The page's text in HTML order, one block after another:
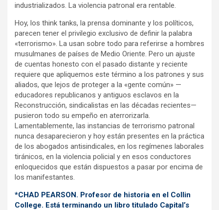
industrializados. La violencia patronal era rentable.
Hoy, los think tanks, la prensa dominante y los políticos,
parecen tener el privilegio exclusivo de definir la palabra
«terrorismo». La usan sobre todo para referirse a hombres
musulmanes de países de Medio Oriente. Pero un ajuste
de cuentas honesto con el pasado distante y reciente
requiere que apliquemos este término a los patrones y sus
aliados, que lejos de proteger a la «gente común» —
educadores republicanos y antiguos esclavos en la
Reconstrucción, sindicalistas en las décadas recientes—
pusieron todo su empeño en aterrorizarla.
Lamentablemente, las instancias de terrorismo patronal
nunca desaparecieron y hoy están presentes en la práctica
de los abogados antisindicales, en los regímenes laborales
tiránicos, en la violencia policial y en esos conductores
enloquecidos que están dispuestos a pasar por encima de
los manifestantes.
*CHAD PEARSON. Profesor de historia en el Collin
College. Está terminando un libro titulado Capital’s